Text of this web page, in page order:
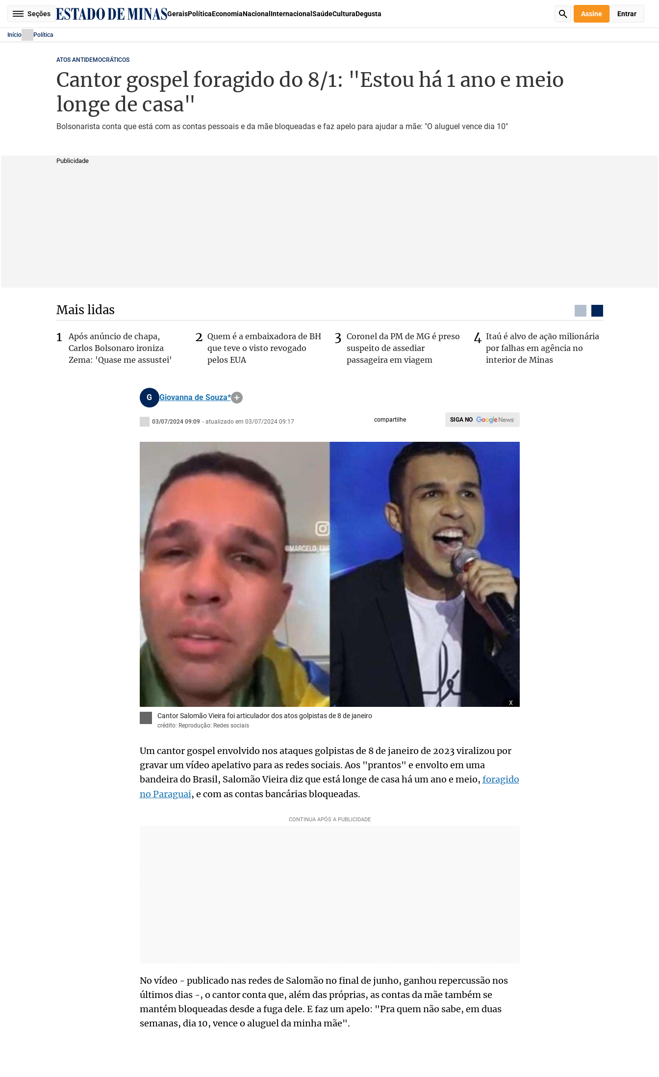
Seções GeraisPolíticaEconomiaNacional Internacional SaúdeCulturaDegusta Assine Entrar
Início Política
ATOS ANTIDEMOCRÁTICOS
Cantor gospel foragido do 8/1: "Estou há 1 ano e meio
longe de casa"
Bolsonarista conta que está com as contas pessoais e da mãe bloqueadas e faz apelo para ajudar a mãe: "O aluguel vence dia 10"
Publicidade
Mais lidas
Após anúncio de chapa,
Carlos Bolsonaro ironiza
Zema: 'Quase me assustei'
Quem é a embaixadora de BH
que teve o visto revogado
pelos EUA
Coronel da PM de MG é preso
suspeito de assediar
passageira em viagem
Itaú é alvo de ação milionária
por falhas em agência no
interior de Minas
G Giovanna de Souza*
03/07/2024 09:09 - atualizado em 03/07/2024 09:17 compartilhe SIGA NO
x
Cantor Salomão Vieira foi articulador dos atos golpistas de 8 de janeiro
crédito: Reprodução: Redes sociais
Um cantor gospel envolvido nos ataques golpistas de 8 de janeiro de 2023 viralizou por
gravar um vídeo apelativo para as redes sociais. Aos "prantos" e envolto em uma
bandeira do Brasil, Salomão Vieira diz que está longe de casa há um ano e meio, foragido
no Paraguai, e com as contas bancárias bloqueadas.
No vídeo - publicado nas redes de Salomão no final de junho, ganhou repercussão nos
últimos dias -, o cantor conta que, além das próprias, as contas da mãe também se
mantém bloqueadas desde a fuga dele. E faz um apelo: "Pra quem não sabe, em duas
semanas, dia 10, vence o aluguel da minha mãe".